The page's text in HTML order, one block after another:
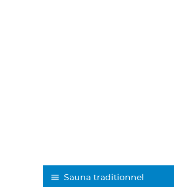
Sauna traditionnel